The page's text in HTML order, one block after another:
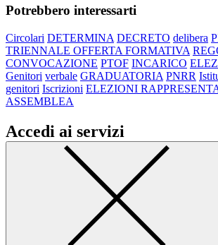
Potrebbero interessarti
Circolari DETERMINA DECRETO delibera
TRIENNALE OFFERTA FORMATIVA
CONVOCAZIONE PTOF INCARICO
Genitori verbale GRADUATORIA PNRR
genitori Iscrizioni ELEZIONI
ASSEMBLEA
Accedi ai servizi